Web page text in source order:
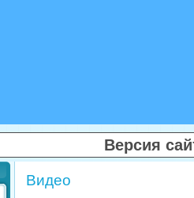
Версия
Видео